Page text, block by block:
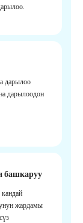
дарылоо
дарылоодон
башкаруу
жардамы